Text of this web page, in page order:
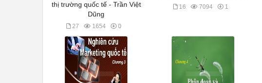
thị trường quốc tế - Trần Việt
Dũng
27 1654 0
16 7094 1